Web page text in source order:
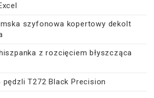
szyfonowa kopertowy dekolt
z rozcięciem błyszcząca
T272 Black Precision